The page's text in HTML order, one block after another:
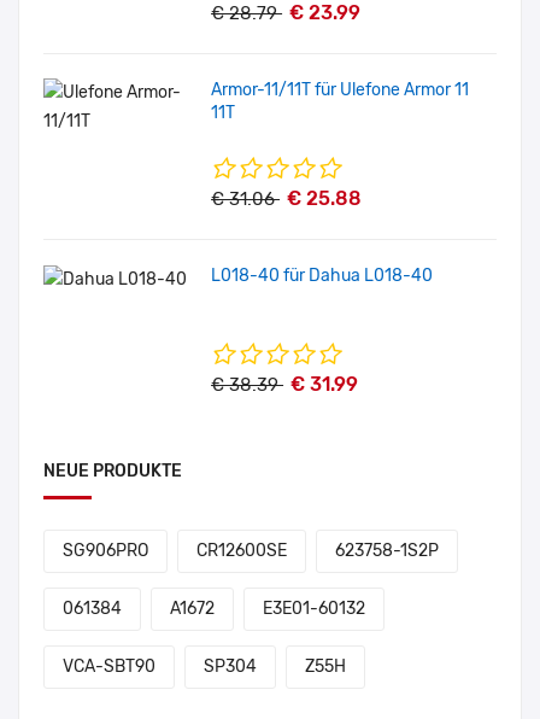
€ 28.79 € 23.99
Armor-11/11T für Ulefone Armor 11
11T
€ 31.06 € 25.88
L018-40 für Dahua L018-40
€ 38.39 € 31.99
NEUE PRODUKTE
SG906PRO CR12600SE 623758-1S2P
061384 A1672 E3E01-60132
VCA-SBT90 SP304 Z55H